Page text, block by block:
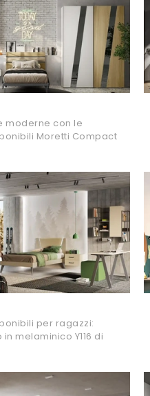
moderne con le
Moretti Compact
per ragazzi:
melaminico Y116 di